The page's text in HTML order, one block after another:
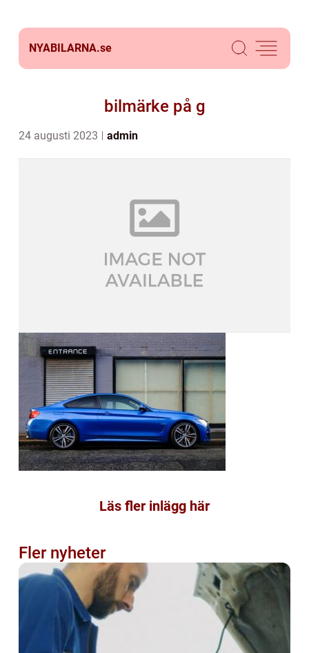
NYABILARNA.se
bilmärke på g
24 augusti 2023 admin
Läs fler inlägg här
Fler nyheter